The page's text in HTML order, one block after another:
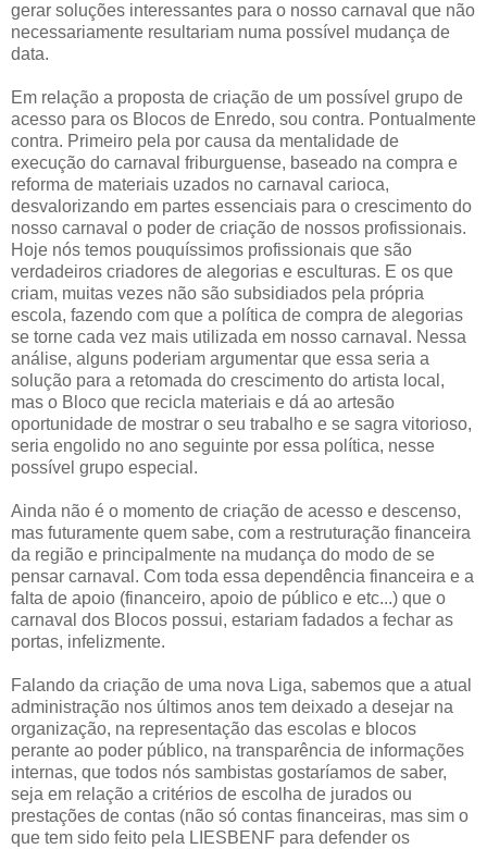
gerar soluções interessantes para o nosso carnaval que não
necessariamente resultariam numa possível mudança de
data.
Em relação a proposta de criação de um possível grupo de
acesso para os Blocos de Enredo, sou contra. Pontualmente
contra. Primeiro pela por causa da mentalidade de
execução do carnaval friburguense, baseado na compra e
reforma de materiais uzados no carnaval carioca,
desvalorizando em partes essenciais para o crescimento do
nosso carnaval o poder de criação de nossos profissionais.
Hoje nós temos pouquíssimos profissionais que são
verdadeiros criadores de alegorias e esculturas. E os que
criam, muitas vezes não são subsidiados pela própria
escola, fazendo com que a política de compra de alegorias
se torne cada vez mais utilizada em nosso carnaval. Nessa
análise, alguns poderiam argumentar que essa seria a
solução para a retomada do crescimento do artista local,
mas o Bloco que recicla materiais e dá ao artesão
oportunidade de mostrar o seu trabalho e se sagra vitorioso,
seria engolido no ano seguinte por essa política, nesse
possível grupo especial.
Ainda não é o momento de criação de acesso e descenso,
mas futuramente quem sabe, com a restruturação financeira
da região e principalmente na mudança do modo de se
pensar carnaval. Com toda essa dependência financeira e a
falta de apoio (financeiro, apoio de público e etc...) que o
carnaval dos Blocos possui, estariam fadados a fechar as
portas, infelizmente.
Falando da criação de uma nova Liga, sabemos que a atual
administração nos últimos anos tem deixado a desejar na
organização, na representação das escolas e blocos
perante ao poder público, na transparência de informações
internas, que todos nós sambistas gostaríamos de saber,
seja em relação a critérios de escolha de jurados ou
prestações de contas (não só contas financeiras, mas sim o
que tem sido feito pela LIESBENF para defender os